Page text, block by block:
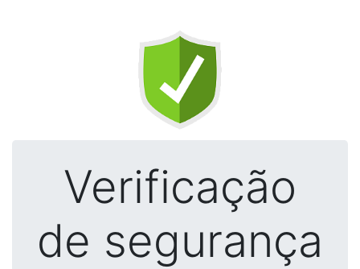
Verificação
de segurança